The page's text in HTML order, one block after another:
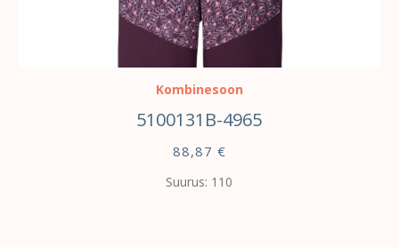
VALI
Kombinesoon
5100131B-4965
88,87 €
Suurus: 110